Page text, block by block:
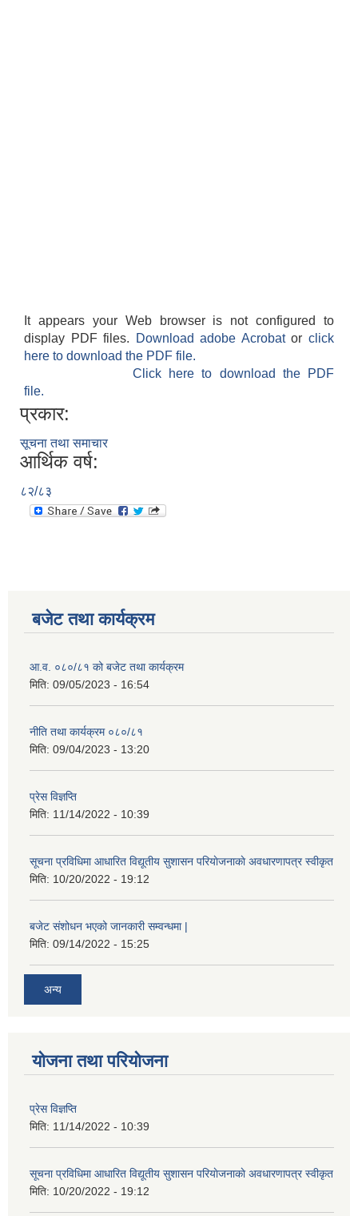
It appears your Web browser is not configured to
display PDF files.
Download adobe Acrobatorclick
here to download the PDF file.
Click here to download the PDF
file.
प्रकार:
सूचना तथा समाचार
आर्थिक वर्ष:
८२/८३
बजेट तथा कार्यक्रम
आ.व. ०८०/८१ को बजेट तथा कार्यक्रम
मिति: 09/05/2023 - 16:54
नीति तथा कार्यक्रम ०८०/८१
मिति: 09/04/2023 - 13:20
प्रेस विज्ञप्ति
मिति: 11/14/2022 - 10:39
सूचना प्रविधिमा आधारित विद्यूतीय सुशासन परियाेजनाकाे अवधारणापत्र स्वीकृत
मिति: 10/20/2022 - 19:12
बजेट संशोधन भएको जानकारी सम्वन्धमा |
मिति: 09/14/2022 - 15:25
अन्य
योजना तथा परियोजना
प्रेस विज्ञप्ति
मिति: 11/14/2022 - 10:39
सूचना प्रविधिमा आधारित विद्यूतीय सुशासन परियाेजनाकाे अवधारणापत्र स्वीकृत
मिति: 10/20/2022 - 19:12